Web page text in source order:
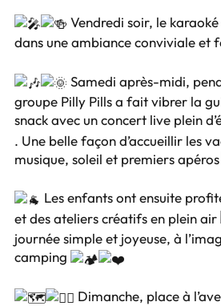
Vendredi soir, le
dans une ambiance conviviale et
Samedi après-midi,
groupe Pilly Pills a fait vibrer la
snack avec un concert live plein
. Une belle façon d’accueillir les
musique, soleil et premiers apéros
Les enfants ont ensuite
et des ateliers créatifs en plein air
journée simple et joyeuse, à
camping
Dimanche, place à